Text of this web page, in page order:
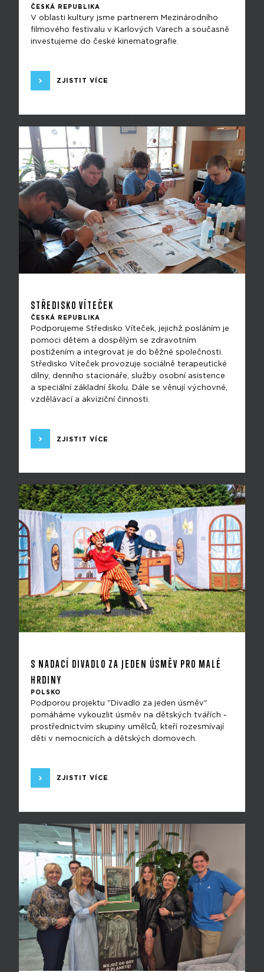
ČESKÁ REPUBLIKA
V oblasti kultury jsme partnerem Mezinárodního
filmového festivalu v Karlových Varech a současně
investujeme do české kinematografie.
ZJISTIT VÍCE
STŘEDISKO VÍTEČEK
ČESKÁ REPUBLIKA
Podporujeme Středisko Víteček, jejichž posláním je
pomoci dětem a dospělým se zdravotním
postižením a integrovat je do běžné společnosti.
Středisko Víteček provozuje sociálně terapeutické
dílny, denního stacionáře, služby osobní asistence
a speciální základní školu. Dále se věnují výchovné,
vzdělávací a akviziční činnosti.
ZJISTIT VÍCE
S NADACÍ DIVADLO ZA JEDEN ÚSMĚV PRO MALÉ
HRDINY
POLSKO
Podporou projektu "Divadlo za jeden úsměv"
pomáháme vykouzlit úsměv na dětských tvářích -
prostřednictvím skupiny umělců, kteří rozesmívají
děti v nemocnicích a dětských domovech.
ZJISTIT VÍCE